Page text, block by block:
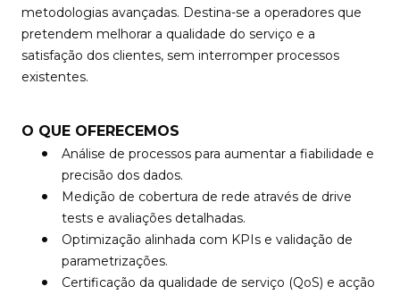
metodologias avançadas. Destina-se a operadores que
pretendem melhorar a qualidade do serviço e a
satisfação dos clientes, sem interromper processos
existentes.
O QUE OFERECEMOS
Análise de processos para aumentar a fiabilidade e
precisão dos dados.
Medição de cobertura de rede através de drive
tests e avaliações detalhadas.
Optimização alinhada com KPIs e validação de
parametrizações.
Certificação da qualidade de serviço (QoS) e acção